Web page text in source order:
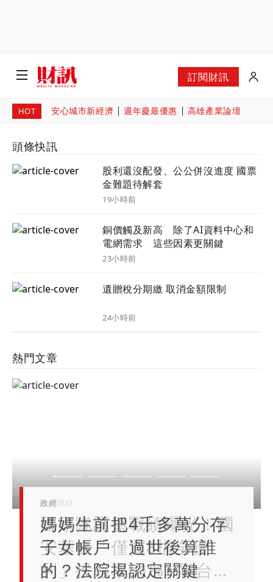
訂閱財訊
HOT 安心城市新經濟 週年慶最優惠 高雄產業論壇
頭條快訊
股利還沒配發、公公併沒進度 國票
金難題待解套
19小時前
銅價觸及新高 除了AI資料中心和
電網需求 這些因素更關鍵
23小時前
遺贈稅分期繳 取消金額限制
24小時前
熱門文章
政經
媽媽生前把4千多萬分存
子女帳戶 過世後算誰
的？法院揭認定關鍵
金融圈
投資理財
科技
投資理財